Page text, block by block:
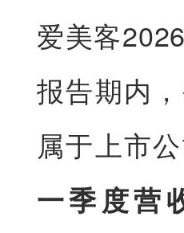
爱美客
报告期内
属于上市
一季度营